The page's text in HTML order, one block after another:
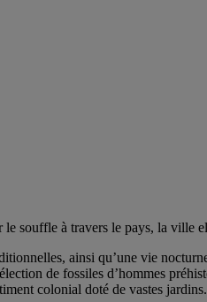
souffle à travers le pays, la ville
ainsi qu’une vie
de fossiles d’hommes
colonial doté de vastes jardins.